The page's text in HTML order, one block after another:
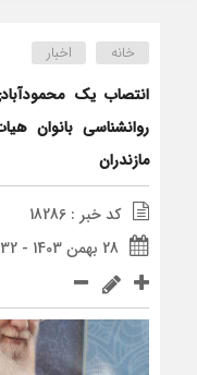
خانه اخبار
انتصاب یک
روانشناسی بانوان
مازندران
کد خبر : 18286
28 بهمن 1403 - 16:32